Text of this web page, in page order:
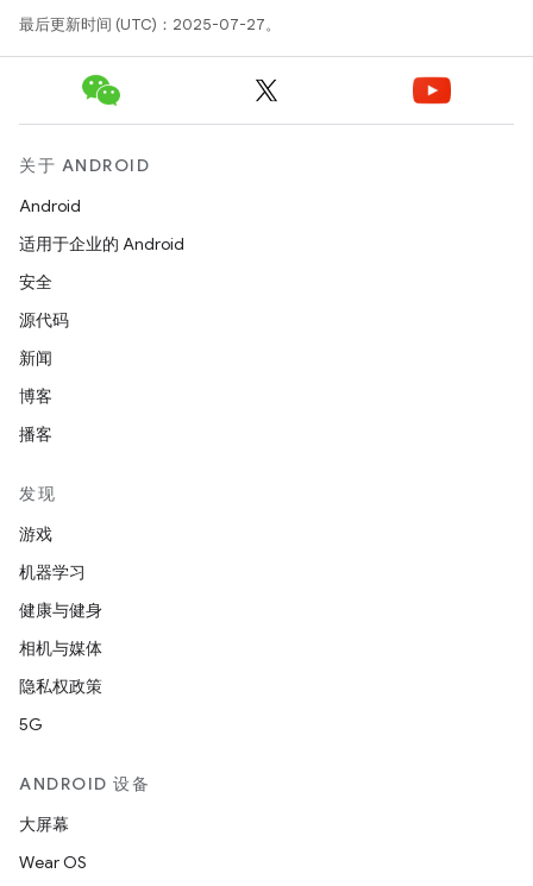
最后更新时间 (UTC)：2025-07-27。
关于 ANDROID
Android
适用于企业的 Android
安全
源代码
新闻
博客
播客
发现
游戏
机器学习
健康与健身
相机与媒体
隐私权政策
5G
ANDROID 设备
大屏幕
Wear OS